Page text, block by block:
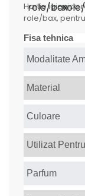
Hartie igienica
role/bax,
Fisa tehnica
Modalitate
Material
Culoare
Utilizat Pentru
Parfum